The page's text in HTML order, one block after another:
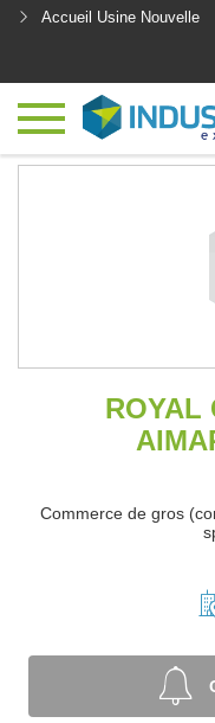
Accueil Usine Nouvelle
ROYAL
Commerce de gros